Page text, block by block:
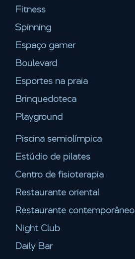
Fitness
Spinning
Espaço gamer
Boulevard
Esportes na praia
Brinquedoteca
Playground
Piscina semiolímpica
Estúdio de pilates
Centro de fisioterapia
Restaurante oriental
Restaurante contemporâneo
Night Club
Daily Bar